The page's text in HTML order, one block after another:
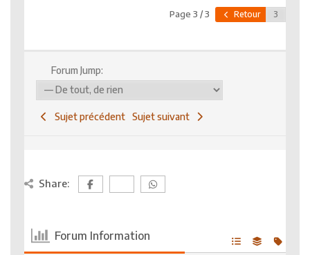
Page 3 / 3 Retour
Forum Jump:
Sujet précédent Sujet suivant
Share:
Forum Information